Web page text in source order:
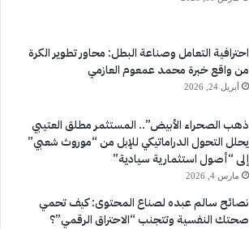
احترافية التعامل وصناعة البطل: محاور تطوير الكرة
من واقع خبرة محمد عمعوم العازمي
أبريل 24, 2026
ذهب الصحراء الأبيض”.. المستثمر مطلق العتيبي
يحلل التحول الدراماتيكي للإبل من “موروث شعبي”
إلى “أصول استثمارية سيادية”
مارس 4, 2026
نصائح سالم عبده لصناع المحتوى: كيف تحمي
صحتك النفسية وتتجنب “الاحتراق الرقمي”؟